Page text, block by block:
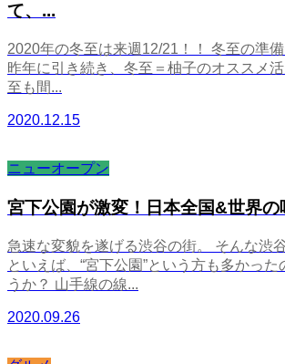
て、...
2020年の冬至は来週12/21！！ 冬至の準
昨年に引き続き、冬至＝柚子のオススメ
至も間...
2020.12.15
ニューオープン
宮下公園が激変！日本全国&世界の
急速な変貌を遂げる渋谷の街。 そんな渋
といえば、“宮下公園”という方も多かった
うか？ 山手線の線...
2020.09.26